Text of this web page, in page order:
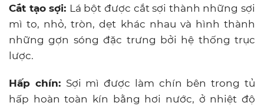
Cắt tạo sợi: Lá bột được cắt sợi thành những sợi
mì to, nhỏ, tròn, dẹt khác nhau và hình thành
những gợn sóng đặc trưng bởi hệ thống trục
lược.
Hấp chín: Sợi mì được làm chín bên trong tủ
hấp hoàn toàn kín bằng hơi nước, ở nhiệt độ